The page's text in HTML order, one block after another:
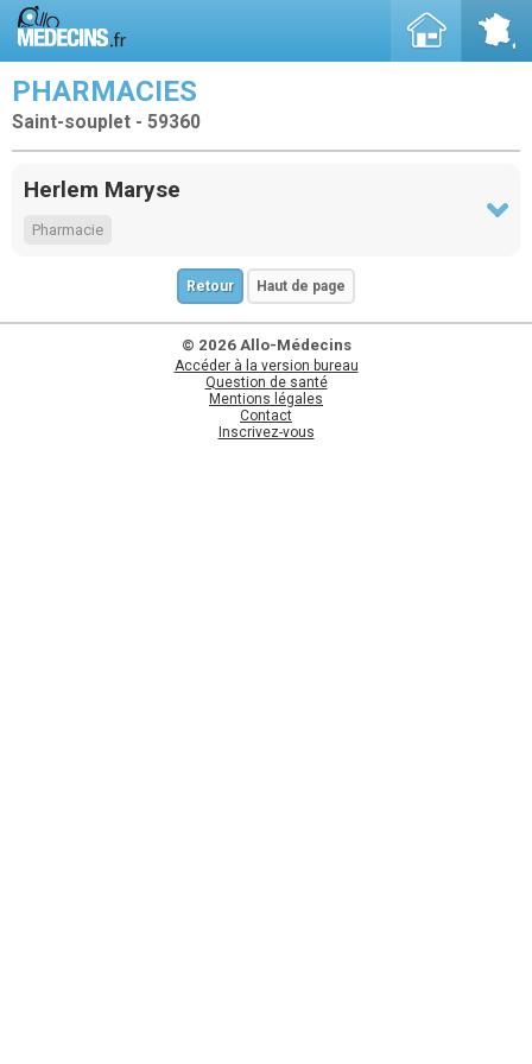
PHARMACIES
Saint-souplet - 59360
Herlem Maryse
Pharmacie
Retour Haut de page
© 2026 Allo-Médecins
Accéder à la version bureau
Question de santé
Mentions légales
Contact
Inscrivez-vous